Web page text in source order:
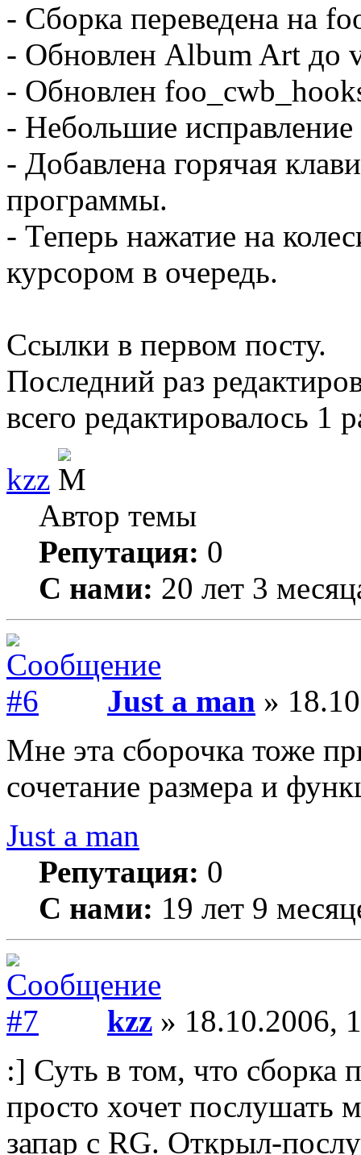
- Сборка переведена на
- Обновлен Album Art до
- Обновлен
- Небольшие
- Добавлена горячая
программы.
- Теперь нажатие на
курсором в очередь.
Ссылки в первом посту.
Последний раз
всего редактировалось 1
kzz
Автор темы
Репутация: 0
С нами: 20 лет 3
Just a man »
Мне эта сборочка тоже
сочетание размера и
Just a man
Репутация: 0
С нами: 19 лет 9
kzz » 18.10.2006,
:] Суть в том, что сборка
просто хочет послушать
запар с RG. Открыл-